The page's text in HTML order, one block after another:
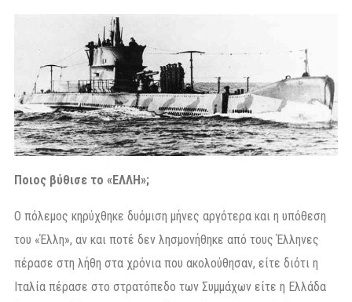
Ποιος βύθισε το «ΕΛΛΗ»;
Ο πόλεμος κηρύχθηκε δυόμιση μήνες αργότερα και η υπόθεση
του «Έλλη», αν και ποτέ δεν λησμονήθηκε από τους Έλληνες
πέρασε στη λήθη στα χρόνια που ακολούθησαν, είτε διότι η
Ιταλία πέρασε στο στρατόπεδο των Συμμάχων είτε η Ελλάδα